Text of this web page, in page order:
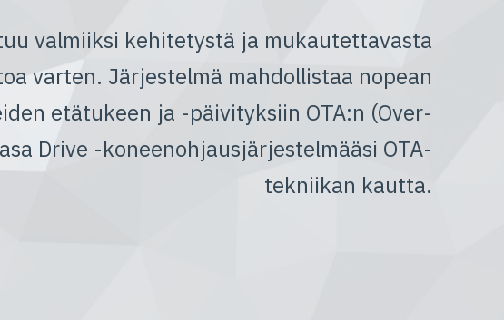
valmiiksi kehitetystä ja mukautettavasta
varten. Järjestelmä mahdollistaa nopean
etätukeen ja -päivityksiin OTA:n (Over-
Drive -koneenohjausjärjestelmääsi OTA-
tekniikan kautta.